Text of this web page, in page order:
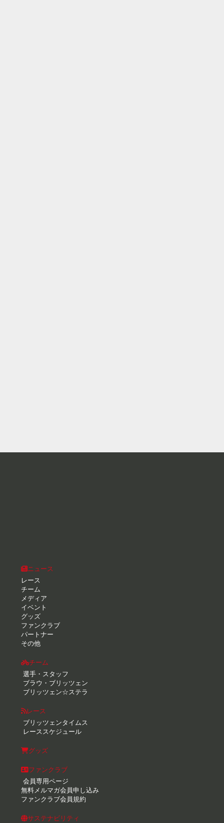
ニュース
レース
チーム
メディア
イベント
グッズ
ファンクラブ
パートナー
その他
チーム
選手・スタッフ
ブラウ・ブリッツェン
ブリッツェン☆ステラ
レース
ブリッツェンタイムス
レーススケジュール
グッズ
ファンクラブ
会員専用ページ
無料メルマガ会員申し込み
ファンクラブ会員規約
サステナビリティ